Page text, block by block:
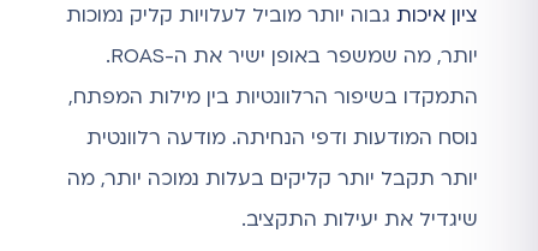
ציון איכות גבוה יותר מוביל לעלויות קליק נמוכות
יותר, מה שמשפר באופן ישיר את ה-ROAS.
התמקדו בשיפור הרלוונטיות בין מילות המפתח,
נוסח המודעות ודפי הנחיתה. מודעה רלוונטית
יותר תקבל יותר קליקים בעלות נמוכה יותר, מה
שיגדיל את יעילות התקציב.